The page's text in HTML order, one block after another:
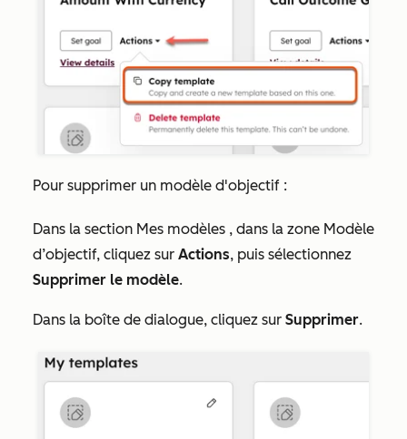
Pour supprimer un modèle d'objectif :
Dans la section Mes modèles , dans la zone Modèle
d’objectif, cliquez sur Actions, puis sélectionnez
Supprimer le modèle.
Dans la boîte de dialogue, cliquez sur Supprimer.